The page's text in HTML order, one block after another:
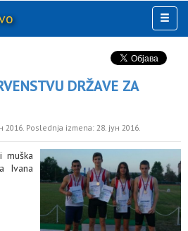
DRŽAVE ZA
2016. Poslednja izmena: 28. јун 2016.
muška
Ivana